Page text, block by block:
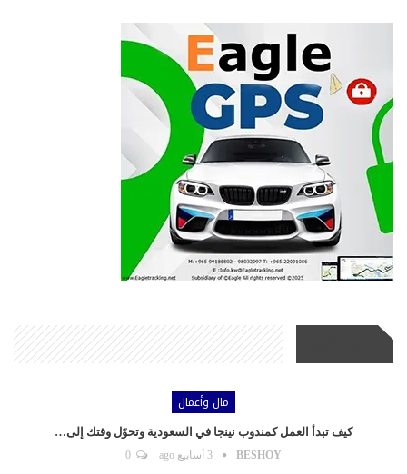
مال وأعمال
كيف تبدأ العمل كمندوب نينجا في السعودية وتحوّل وقتك إلى…
BESHOY 3 أسابيع ago